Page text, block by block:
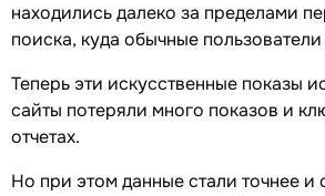
находились далеко за пределами
поиска, куда обычные пользователи
Теперь эти искусственные показы
сайты потеряли много показов и
отчетах.
Но при этом данные стали точнее и